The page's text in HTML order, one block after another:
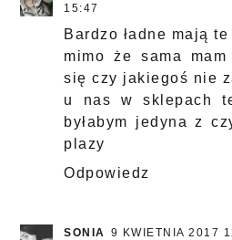
15:47
Bardzo ładne mają
mimo że sama
się czy jakiegoś nie
u nas w sklepach
byłabym jedyna z
plazy
Odpowiedz
SONIA 9 KWIETNIA 2017